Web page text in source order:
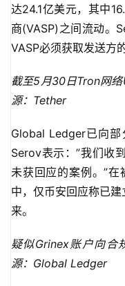
达24.1亿美元，其中
商(VASP)之间流动。
VASP必须获取发送方
截至5月30日Tron网
源：Tether
Global Ledger已向部
Serov表示：”我们收
未获回应的案例。”
中，仅币安回应称已
来。
疑似Grinex账户向合
源：Global Ledger